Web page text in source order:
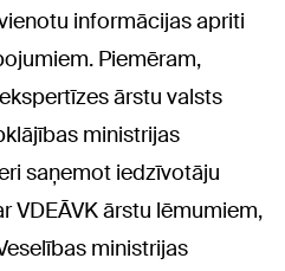
informācijas apriti
Piemēram,
ārstu valsts
ministrijas
saņemot iedzīvotāju
VDEĀVK ārstu lēmumiem,
ministrijas